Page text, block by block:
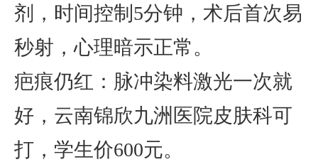
剂，时间控制5分钟，术后首次易
秒射，心理暗示正常。
疤痕仍红：脉冲染料激光一次就
好，云南锦欣九洲医院皮肤科可
打，学生价600元。